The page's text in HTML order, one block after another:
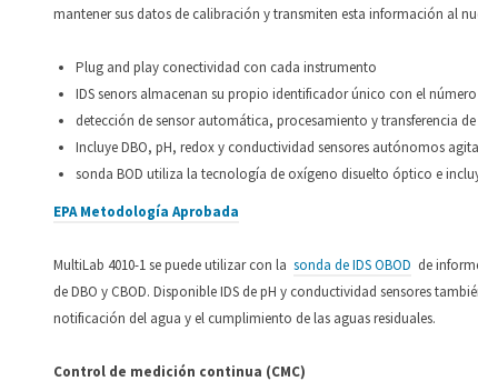
mantener sus datos de calibración y transmiten esta información al
Plug and play conectividad con cada instrumento
IDS senors almacenan su propio identificador único con el
detección de sensor automática, procesamiento y transferencia
Incluye DBO, pH, redox y conductividad sensores autónomos
sonda BOD utiliza la tecnología de oxígeno disuelto óptico e
EPA Metodología Aprobada
MultiLab 4010-1 se puede utilizar con la sonda de IDS OBOD de
de DBO y CBOD. Disponible IDS de pH y conductividad sensores
notificación del agua y el cumplimiento de las aguas residuales.
Control de medición continua (CMC)